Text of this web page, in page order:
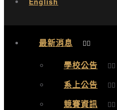
最新消息
學校公告
系上公告
競賽資訊